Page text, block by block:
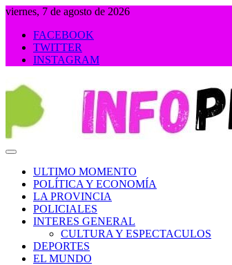
Saltar
contenido
viernes, 7 de agosto de 2026
FACEBOOK
TWITTER
INSTAGRAM
ULTIMO MOMENTO
POLÍTICA Y ECONOMÍA
LA PROVINCIA
POLICIALES
INTERES GENERAL
CULTURA Y ESPECTACULOS
DEPORTES
EL MUNDO